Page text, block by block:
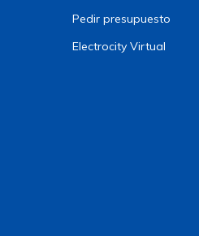
Pedir presupuesto
Electrocity Virtual